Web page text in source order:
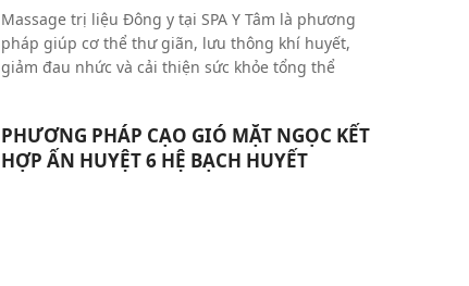
Massage trị liệu Đông y tại SPA Y Tâm là phương
pháp giúp cơ thể thư giãn, lưu thông khí huyết,
giảm đau nhức và cải thiện sức khỏe tổng thể
PHƯƠNG PHÁP CẠO GIÓ MẶT NGỌC KẾT
HỢP ẤN HUYỆT 6 HỆ BẠCH HUYẾT